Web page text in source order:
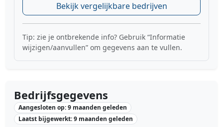
Bekijk vergelijkbare bedrijven
Tip: zie je ontbrekende info? Gebruik “Informatie
wijzigen/aanvullen” om gegevens aan te vullen.
Bedrijfsgegevens
Aangesloten op: 9 maanden geleden
Laatst bijgewerkt: 9 maanden geleden